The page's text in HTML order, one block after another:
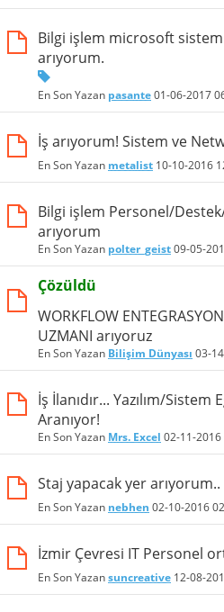
Bilgi işlem microsoft sistem
arıyorum.
En Son Yazan pasante01-06-2017
İş arıyorum! Sistem ve
En Son Yazan metalist 10-10-2016
Bilgi işlem Personel/
arıyorum
En Son Yazan polter_geist09-05-
Çözüldü
WORKFLOW
UZMANI arıyoruz
En Son Yazan Bilişim Dünyası 03-
İş İlanıdır... Yazılım/Sistem
Aranıyor!
En Son Yazan Mrs. Excel 02-11-2016
Staj yapacak yer arıyorum..
En Son Yazan nebhen 02-10-2016
İzmir Çevresi IT Personel
En Son Yazansuncreative 12-08-